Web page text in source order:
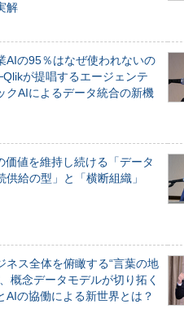
解
AIの95％はなぜ使われないの
が提唱するエージェンテ
クAIによるデータ統合の新機
価値を維持し続ける「データ
供給の型」と「横断組織」
ネス全体を俯瞰する“言葉の地
概念データモデルが切り拓く
AIの協働による新世界とは？